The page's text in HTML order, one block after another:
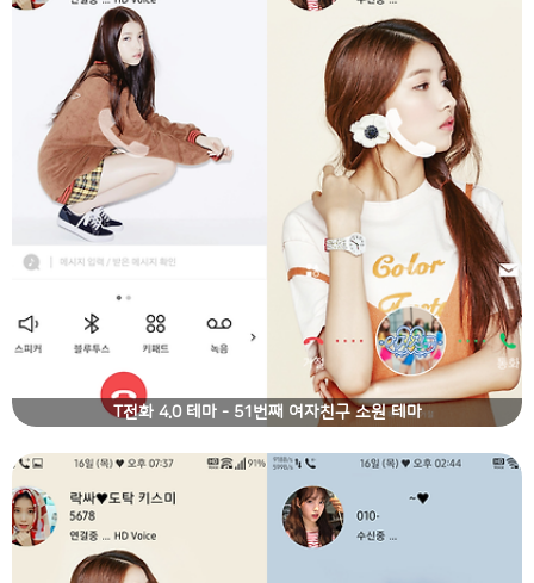
T전화 4.0 테마 - 51번째 여자친구 소원 테마